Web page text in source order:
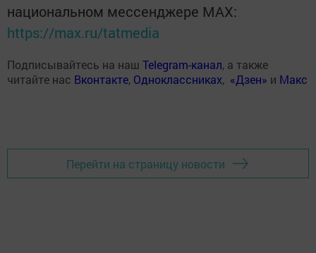
национальном мессенджере MАХ:
https://max.ru/tatmedia
Подписывайтесь на наш Telegram-канал, а также
читайте нас Вконтакте, Одноклассниках, «Дзен» и Макс
Перейти на страницу новости